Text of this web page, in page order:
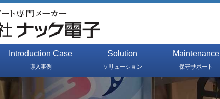
Introduction Case
導入事例
Solution
ソリューション
Maintenance
保守サポート